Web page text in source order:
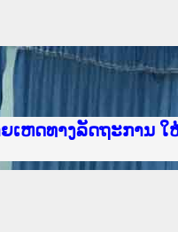
ລັດຖະການ ແລະ ແອັ
ຫດທາງລັດຖະການ
ງປະຕິບັດວຽກງານຈົ
ນຈົດໝາຍເຫດທາງລັ
ນຈົດໝາຍເຫດທາງລັ
ເວັບໄຊຈົດໝາຍເຫດ
ເວັບໄຊຈົດໝາຍເຫດ
ທາງລັດຖະການໃຫ້ຜູ້
ຫດທາງລັດຖະການ ໃ